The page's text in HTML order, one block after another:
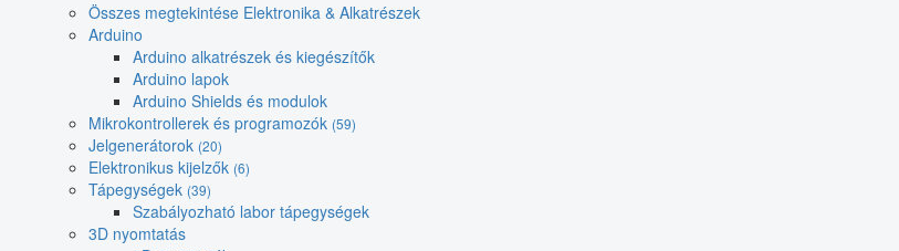
Összes megtekintése Elektronika & Alkatrészek
Arduino
Arduino alkatrészek és kiegészítők
Arduino lapok
Arduino Shields és modulok
Mikrokontrollerek és programozók (59)
Jelgenerátorok (20)
Elektronikus kijelzők (6)
Tápegységek (39)
Szabályozható labor tápegységek
3D nyomtatás